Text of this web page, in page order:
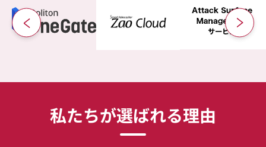
私たちが選ばれる理由